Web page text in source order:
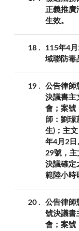
正義推廣
生效。
18
115年4
域聯防毒
19
公告律師
決議書主
會；案號
師：劉
生)；主
年4月2日
29號，
決議確定
範陸小時
20
公告律師
號決議書
會；案號